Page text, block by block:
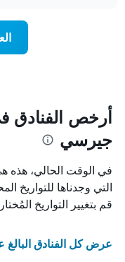
محور
الذي
يعرض
عدد
الأيام
قبل
المخطط
أرخص الفنادق
جيرسي
في الوقت الحالي، هذه
التي وجدناها للتواريخ
قم بتغيير التواريخ
عرض كل الفنادق البالغ